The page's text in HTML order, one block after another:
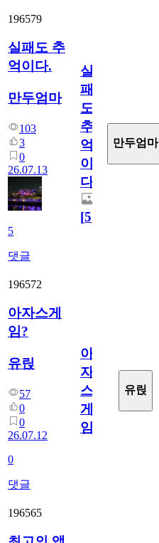
196579
실패도 추
억이다.
만두엄마
103
3
0
26.07.13
5
댓글
실
패
도
추
억
이
다.
[5]
만두엄마
196572
아자스게
임?
유릱
57
0
0
26.07.12
0
댓글
아
자
스
게
임?
유릱
196565